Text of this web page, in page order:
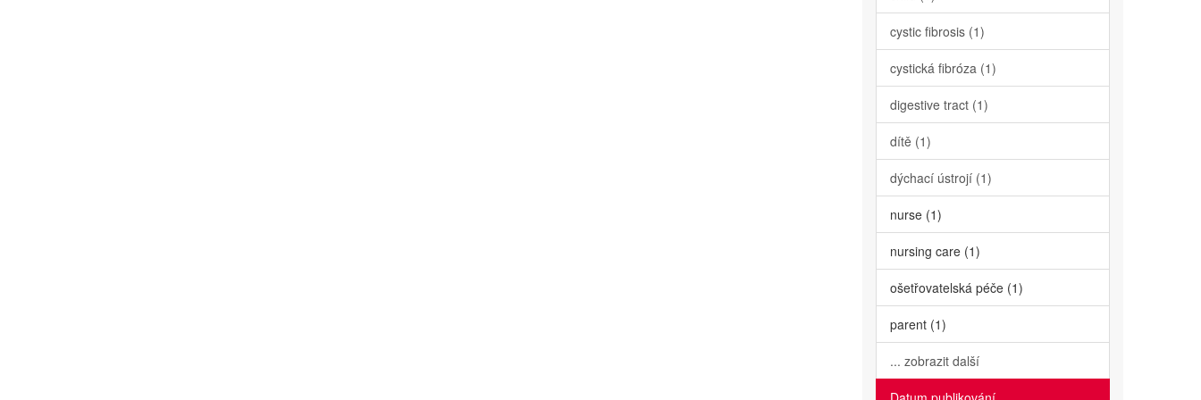
cystic fibrosis (1)
cystická fibróza (1)
digestive tract (1)
dítě (1)
dýchací ústrojí (1)
nurse (1)
nursing care (1)
ošetřovatelská péče (1)
parent (1)
... zobrazit další